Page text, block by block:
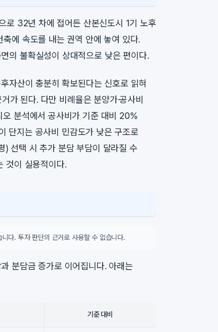
로 32년 차에 접어든 산본신도시 1기 노후
에 속도를 내는 권역 안에 놓여 있다.
의 불확실성이 상대적으로 낮은 편이다.
자산이 충분히 확보된다는 신호로 읽혀
가 된다. 다만 비례율은 분양가·공사비
분석에서 공사비가 기준 대비 20%
단지는 공사비 민감도가 낮은 구조로
) 선택 시 추가 분담 부담이 달라질 수
것이 실용적이다.
다. 투자 판단의 근거로 사용할 수 없습니다.
분담금 증가로 이어집니다. 아래는
기준 대비